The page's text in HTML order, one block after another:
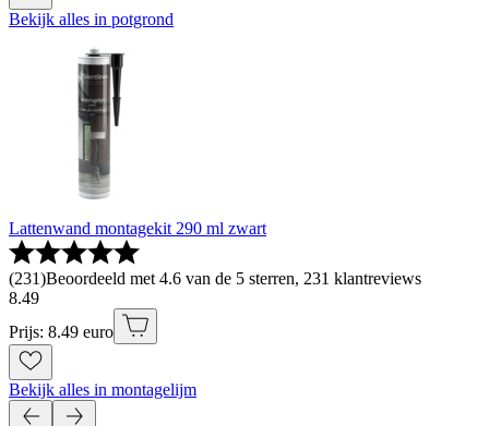
Bekijk alles in potgrond
Lattenwand montagekit 290 ml zwart
(231)Beoordeeld met 4.6 van de 5 sterren, 231 klantreviews
8.49
Prijs: 8.49 euro
Bekijk alles in montagelijm